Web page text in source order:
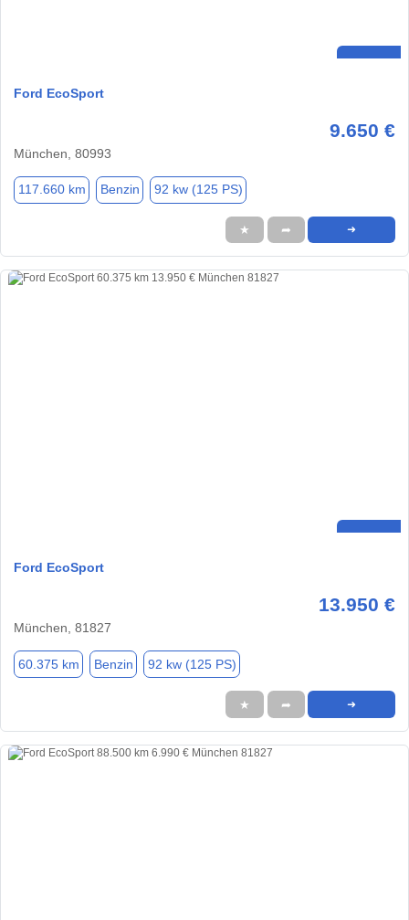
Ford EcoSport
9.650 €
München, 80993
117.660 km Benzin 92 kw (125 PS)
★ ➦ ➜
Ford EcoSport
13.950 €
München, 81827
60.375 km Benzin 92 kw (125 PS)
★ ➦ ➜